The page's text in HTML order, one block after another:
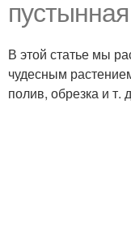
В этой статье мы
чудесным
полив, обрезка и т.